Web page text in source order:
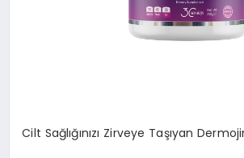
Cilt Sağlığınızı Zirveye Taşıyan